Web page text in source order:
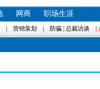
网商 职场生涯
营销策划 防骗 总裁访谈